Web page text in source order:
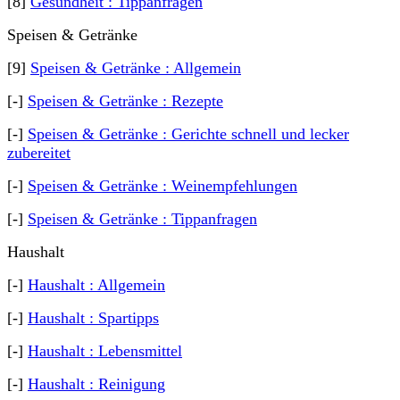
Speisen & Getränke
[9] Speisen & Getränke : Allgemein
[-] Speisen & Getränke : Rezepte
[-] Speisen & Getränke : Gerichte schnell und lecker
zubereitet
[-] Speisen & Getränke : Weinempfehlungen
[-] Speisen & Getränke : Tippanfragen
Haushalt
[-] Haushalt : Allgemein
[-] Haushalt : Spartipps
[-] Haushalt : Lebensmittel
[-] Haushalt : Reinigung